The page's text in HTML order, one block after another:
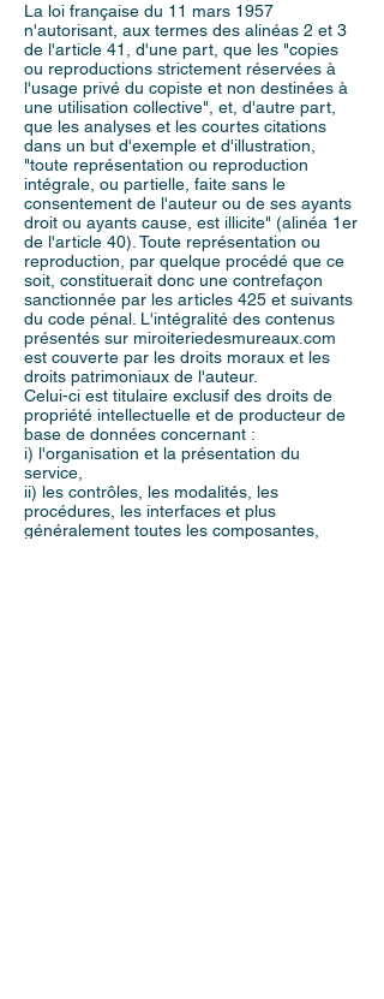
La loi française du 11 mars 1957
n'autorisant, aux termes des alinéas 2 et 3
de l'article 41, d'une part, que les "copies
ou reproductions strictement réservées à
l'usage privé du copiste et non destinées à
une utilisation collective", et, d'autre part,
que les analyses et les courtes citations
dans un but d'exemple et d'illustration,
"toute représentation ou reproduction
intégrale, ou partielle, faite sans le
consentement de l'auteur ou de ses ayants
droit ou ayants cause, est illicite" (alinéa 1er
de l'article 40). Toute représentation ou
reproduction, par quelque procédé que ce
soit, constituerait donc une contrefaçon
sanctionnée par les articles 425 et suivants
du code pénal. L'intégralité des contenus
présentés sur miroiteriedesmureaux.com
est couverte par les droits moraux et les
droits patrimoniaux de l'auteur.
Celui-ci est titulaire exclusif des droits de
propriété intellectuelle et de producteur de
base de données concernant :
i) l'organisation et la présentation du
service,
ii) les contrôles, les modalités, les
procédures, les interfaces et plus
généralement toutes les composantes,